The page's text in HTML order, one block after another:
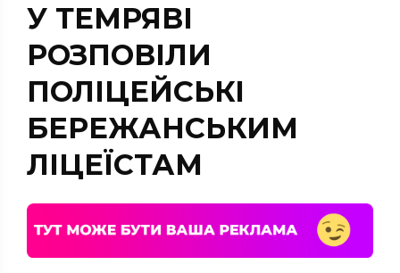
У ТЕМРЯВІ
РОЗПОВІЛИ
ПОЛІЦЕЙСЬКІ
БЕРЕЖАНСЬКИМ
ЛІЦЕЇСТАМ